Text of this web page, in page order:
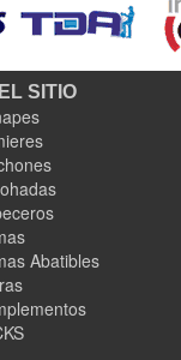
SITIO
Abatibles